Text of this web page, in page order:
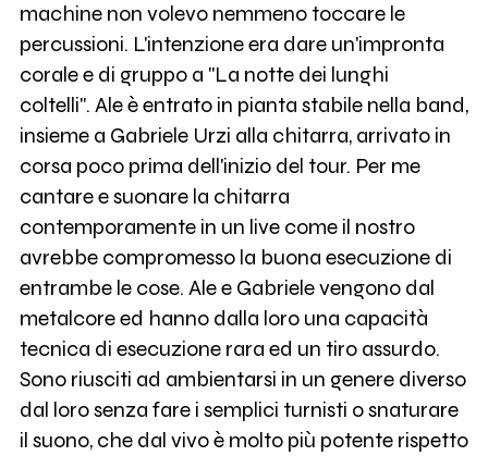
machine non volevo nemmeno toccare le
percussioni. L'intenzione era dare un'impronta
corale e di gruppo a "La notte dei lunghi
coltelli". Ale è entrato in pianta stabile nella band,
insieme a Gabriele Urzi alla chitarra, arrivato in
corsa poco prima dell'inizio del tour. Per me
cantare e suonare la chitarra
contemporamente in un live come il nostro
avrebbe compromesso la buona esecuzione di
entrambe le cose. Ale e Gabriele vengono dal
metalcore ed hanno dalla loro una capacità
tecnica di esecuzione rara ed un tiro assurdo.
Sono riusciti ad ambientarsi in un genere diverso
dal loro senza fare i semplici turnisti o snaturare
il suono, che dal vivo è molto più potente rispetto